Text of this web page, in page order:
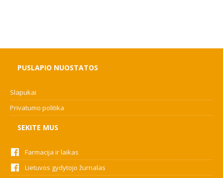
PUSLAPIO NUOSTATOS
Slapukai
Privatumo politika
SEKITE MUS
Farmacija ir laikas
Lietuvos gydytojo žurnalas